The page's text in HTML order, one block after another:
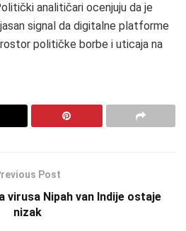
analitičari ocenjuju da je
signal da digitalne platforme
političke borbe i uticaja na
Post
virusa Nipah van Indije ostaje
nizak